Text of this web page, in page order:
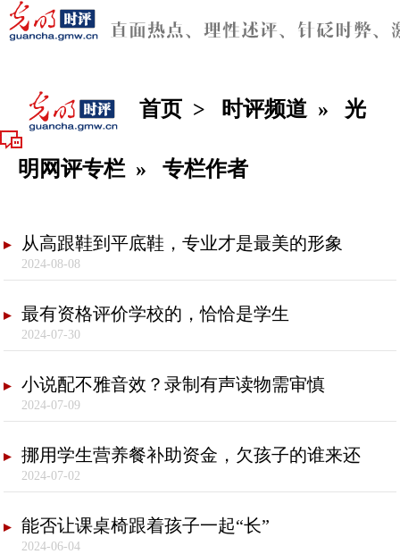
首页 > 时评频道 » 光
明网评专栏 » 专栏作者
从高跟鞋到平底鞋，专业才是最美的形象
2024-08-08
最有资格评价学校的，恰恰是学生
2024-07-30
小说配不雅音效？录制有声读物需审慎
2024-07-09
挪用学生营养餐补助资金，欠孩子的谁来还
2024-07-02
能否让课桌椅跟着孩子一起“长”
2024-06-04